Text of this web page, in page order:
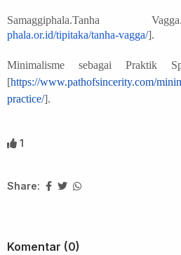
Samaggiphala.Tanha
phala.or.id/tipitaka/tanha-vagga/].
Minimalisme sebagai Praktik
[https://www.pathofsincerity.com/
practice/].
1
Share:
Komentar (0)